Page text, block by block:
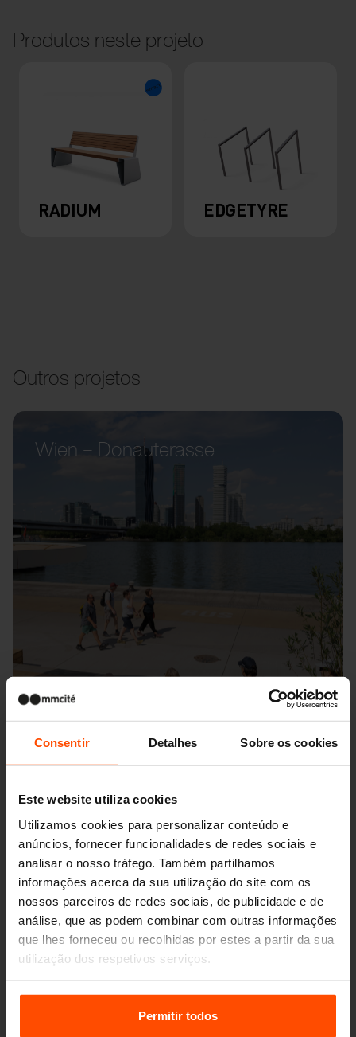
Consentir Detalhes Sobre os cookies
Este website utiliza cookies
Utilizamos cookies para personalizar conteúdo e
anúncios, fornecer funcionalidades de redes sociais e
analisar o nosso tráfego. Também partilhamos
informações acerca da sua utilização do site com os
nossos parceiros de redes sociais, de publicidade e de
análise, que as podem combinar com outras informações
que lhes forneceu ou recolhidas por estes a partir da sua
utilização dos respetivos serviços.
Para mais informações, por favor visitePrinciples
Relating to the Processing Personal Data.
Permitir todos
Produtos neste projeto
RADIUM EDGETYRE
Outros projetos
Wien – Donauterasse
Seattle – Popup park